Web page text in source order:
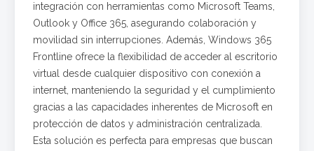
integración con herramientas como Microsoft Teams,
Outlook y Office 365, asegurando colaboración y
movilidad sin interrupciones. Además, Windows 365
Frontline ofrece la flexibilidad de acceder al escritorio
virtual desde cualquier dispositivo con conexión a
internet, manteniendo la seguridad y el cumplimiento
gracias a las capacidades inherentes de Microsoft en
protección de datos y administración centralizada.
Esta solución es perfecta para empresas que buscan